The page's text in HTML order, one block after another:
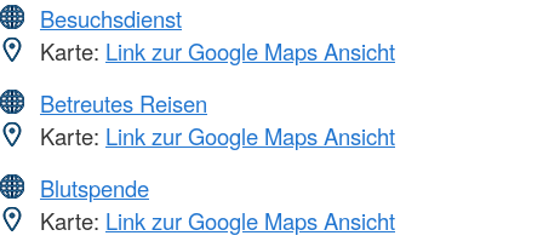
Besuchsdienst
Karte: Link zur Google Maps Ansicht
Betreutes Reisen
Karte: Link zur Google Maps Ansicht
Blutspende
Karte: Link zur Google Maps Ansicht